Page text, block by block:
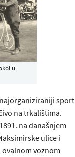
u
sport
na trkalištima.
na današnjem
ulice i
ovalnom voznom